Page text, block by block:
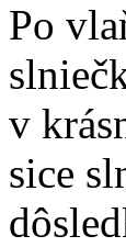
Po
v
sice